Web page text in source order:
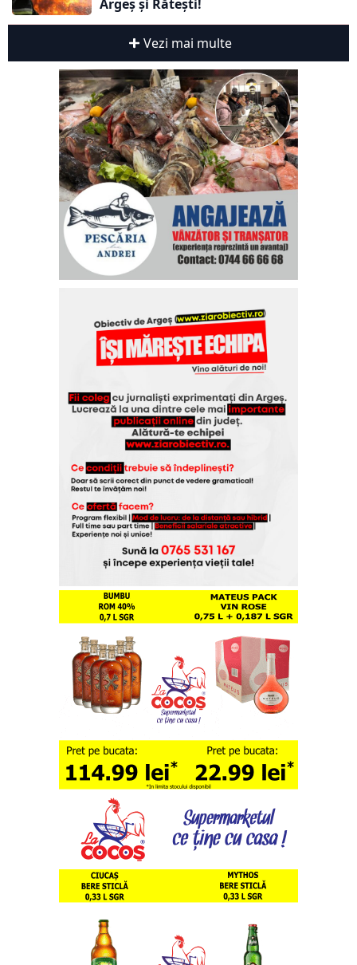
Argeș și Rătești!
Vezi mai multe